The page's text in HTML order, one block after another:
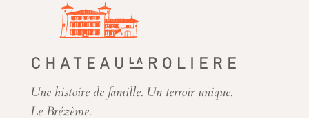
Une histoire de famille. Un terroir unique.
Le Brézème.